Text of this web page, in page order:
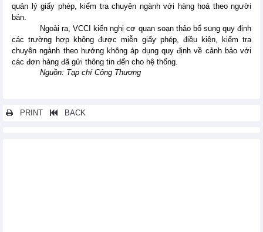
quản lý giấy phép, kiểm tra chuyên ngành với hàng hoá theo người
bán.
Ngoài ra, VCCI kiến nghị cơ quan soạn thảo bổ sung quy định
các trường hợp không được miễn giấy phép, điều kiện, kiểm tra
chuyên ngành theo hướng không áp dụng quy định về cảnh bảo với
các đơn hàng đã gửi thông tin đến cho hệ thống.
Nguồn: Tạp chí Công Thương
PRINT BACK